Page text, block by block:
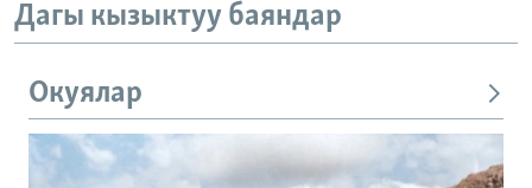
Дагы кызыктуу баяндар
Окуялар